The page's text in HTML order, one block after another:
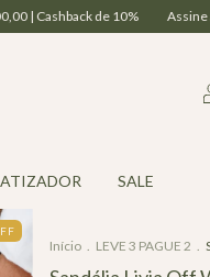
Assine a Newsletter e ganhe 5%
SALE
Início . LEVE 3 PAGUE 2 .